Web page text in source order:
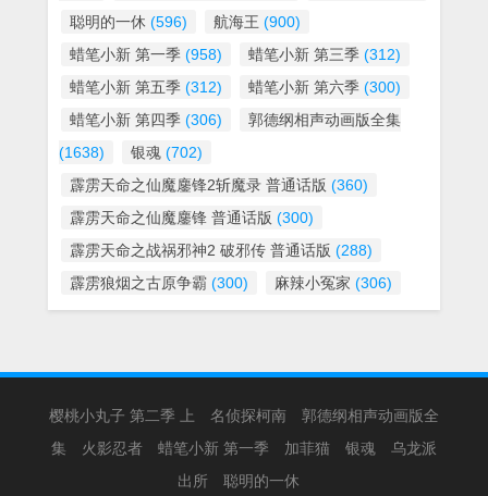
聪明的一休 (596) 航海王 (900)
蜡笔小新 第一季 (958) 蜡笔小新 第三季 (312)
蜡笔小新 第五季 (312) 蜡笔小新 第六季 (300)
蜡笔小新 第四季 (306)
郭德纲相声动画版全集
(1638)
银魂 (702)
霹雳天命之仙魔鏖锋2斩魔录 普通话版 (360)
霹雳天命之仙魔鏖锋 普通话版 (300)
霹雳天命之战祸邪神2 破邪传 普通话版 (288)
霹雳狼烟之古原争霸 (300) 麻辣小冤家 (306)
樱桃小丸子 第二季 上 名侦探柯南
郭德纲相声动画版全
集
火影忍者 蜡笔小新 第一季 加菲猫 银魂
乌龙派
出所
聪明的一休